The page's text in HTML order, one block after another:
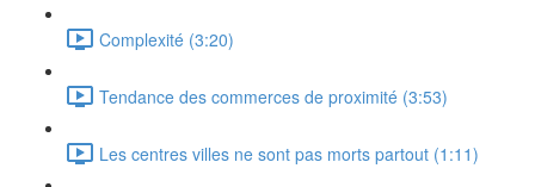
Complexité (3:20)
Tendance des commerces de proximité (3:53)
Les centres villes ne sont pas morts partout (1:11)